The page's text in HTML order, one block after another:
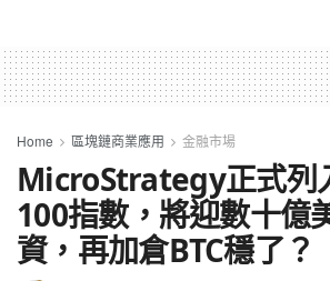
Home 區塊鏈商業應用 金融市場
MicroStrategy正式列
100指數，將迎數十億
資，再加倉BTC穩了？